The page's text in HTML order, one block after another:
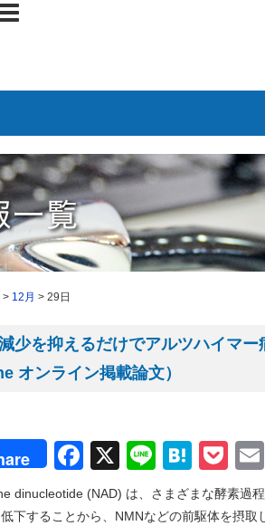
> 12月 > 29日
を抑えるだけでアルツハイマー
オンライン掲載論文）
Facebook
X Line
dinucleotide (NAD) は、さまざまな酵素過
下することから、NMNなどの前駆体を摂